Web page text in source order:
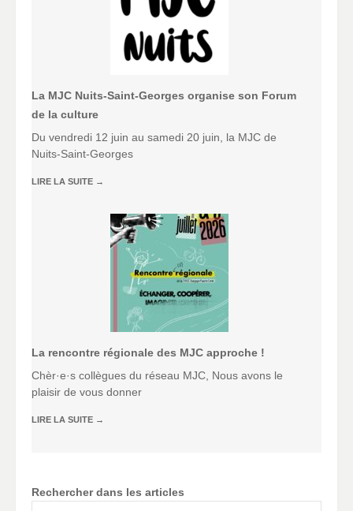
La MJC Nuits-Saint-Georges organise son Forum
de la culture
Du vendredi 12 juin au samedi 20 juin, la MJC de
Nuits-Saint-Georges
LIRE LA SUITE →
La rencontre régionale des MJC approche !
Chèr·e·s collègues du réseau MJC, Nous avons le
plaisir de vous donner
LIRE LA SUITE →
Rechercher dans les articles